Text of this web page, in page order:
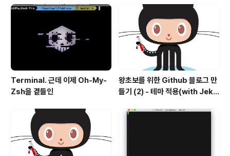
투스 기기와 계속 통신하고 데이터를 처리하거나, 사운드
Terminal. 근데 이제 Oh-My-
Zsh을 곁들인
왕초보를 위한 Github 블로그 만
들기 (2) - 테마 적용(with Jekyl